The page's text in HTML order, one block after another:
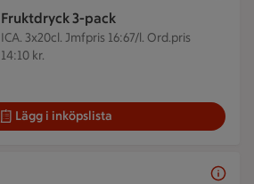
Fruktdryck 3-pack
ICA. 3x20cl. Jmfpris 16:67/l. Ord.pris
14:10 kr.
Lägg i inköpslista